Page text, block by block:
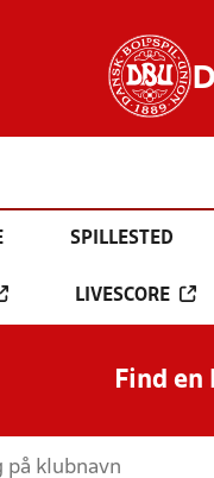
SPILLESTED
LIVESCORE
Find